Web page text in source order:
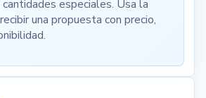
especiales. Usa la
una propuesta con precio,